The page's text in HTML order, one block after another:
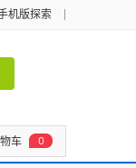
机版探索
车 0